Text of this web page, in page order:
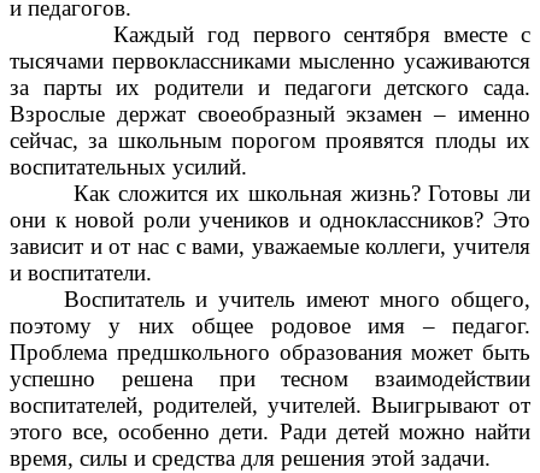
и педагогов.
Каждый год первого сентября вместе с
тысячами первоклассниками мысленно усаживаются
за парты их родители и педагоги детского сада.
Взрослые держат своеобразный экзамен – именно
сейчас, за школьным порогом проявятся плоды их
воспитательных усилий.
Как сложится их школьная жизнь? Готовы ли
они к новой роли учеников и одноклассников? Это
зависит и от нас с вами, уважаемые коллеги, учителя
и воспитатели.
Воспитатель и учитель имеют много общего,
поэтому у них общее родовое имя – педагог.
Проблема предшкольного образования может быть
успешно решена при тесном взаимодействии
воспитателей, родителей, учителей. Выигрывают от
этого все, особенно дети. Ради детей можно найти
время, силы и средства для решения этой задачи.